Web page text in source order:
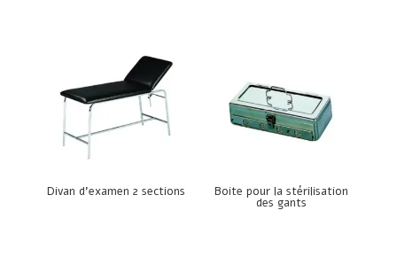
Divan d’examen 2 sections Boite pour la stérilisation
des gants